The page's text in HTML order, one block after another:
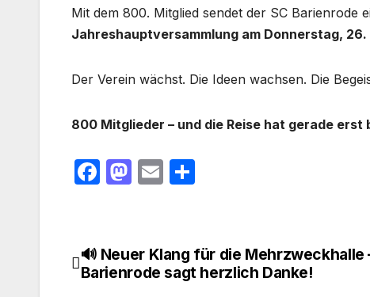
Mit dem 800. Mitglied sendet der SC
Jahreshauptversammlung am Donnerstag,
Der Verein wächst. Die Ideen wachsen. Die
800 Mitglieder – und die Reise hat gerade erst
F
e
b
M
o
d
E
n
Beitragsnavigation
🔊 Neuer Klang für die Mehrzweckhalle
Barienrode sagt herzlich Danke!